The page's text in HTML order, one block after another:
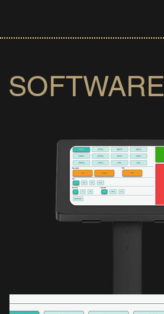
SOFTWARE